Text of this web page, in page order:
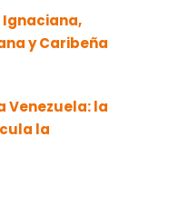
Ignaciana,
y Caribeña
Venezuela: la
la